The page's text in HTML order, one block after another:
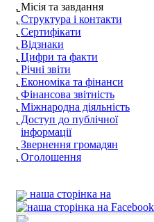
Місія та завдання
Структура і контакти
Сертифікати
Відзнаки
Цифри та факти
Річні звіти
Економіка та фінанси
Фінансова звітність
Міжнародна діяльність
Доступ до публічної
інформації
Звернення громадян
Оголошення
наша сторінка на